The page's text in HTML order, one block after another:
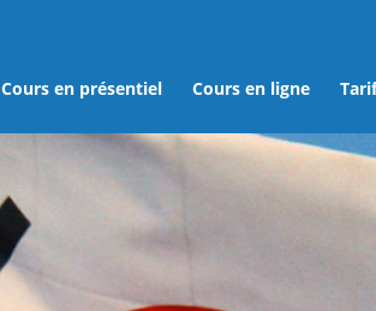
Cours en présentiel Cours en ligne